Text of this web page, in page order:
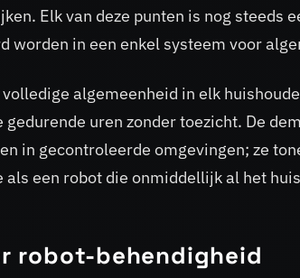
Elk van deze punten is nog steeds
worden in een enkel systeem voor
algemeenheid in elk
uren zonder toezicht. De
in gecontroleerde omgevingen; ze
een robot die onmiddellijk al het
robot-behendigheid